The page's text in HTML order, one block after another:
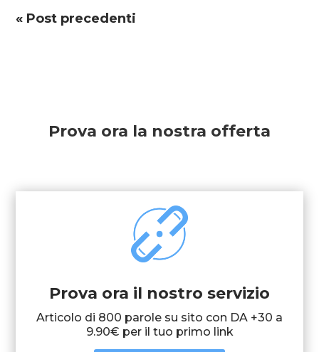
« Post precedenti
Prova ora la nostra offerta
Prova ora il nostro servizio
Articolo di 800 parole su sito con DA +30 a
9.90€ per il tuo primo link